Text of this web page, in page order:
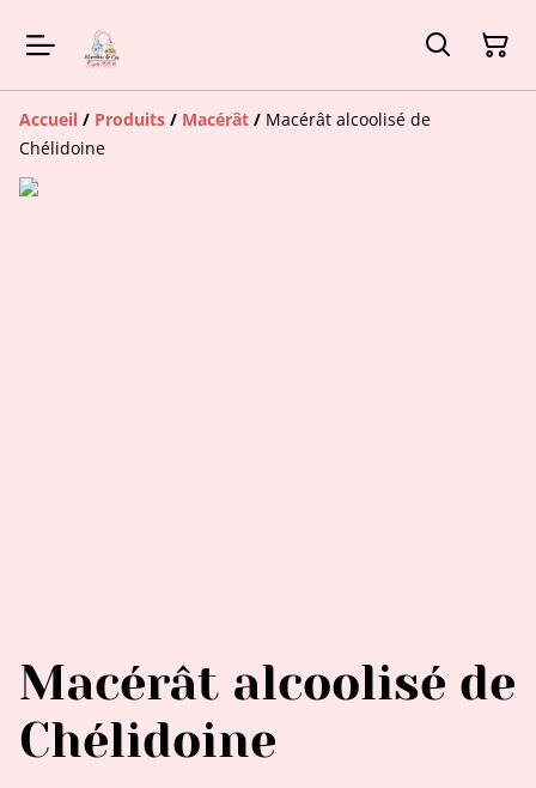
Accueil / Produits / Macérât / Macérât alcoolisé de
Chélidoine
Macérât alcoolisé de
Chélidoine